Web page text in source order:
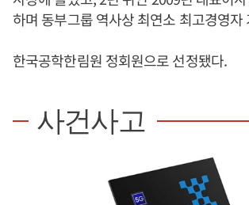
하며 동부그룹 역사상 최연소 최고경영자
한국공학한림원 정회원으로 선정됐다.
사건사고